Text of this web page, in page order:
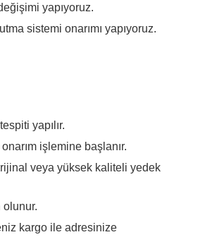
yapıyoruz.
sistemi onarımı yapıyoruz.
yapılır.
işlemine başlanır.
veya yüksek kaliteli yedek
olunur.
kargo ile adresinize